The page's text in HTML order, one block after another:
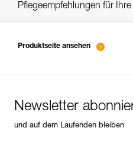
verif-EPI-
Pflegeempfehlungen für
Produktseite ansehen
Newsletter
und auf dem Laufenden bleiben